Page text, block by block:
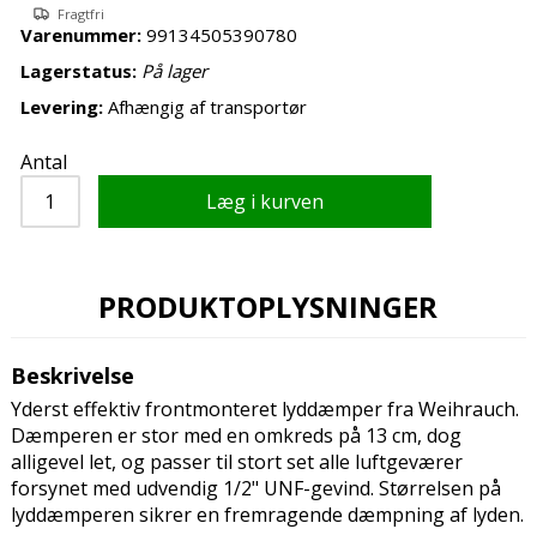
Fragtfri
Varenummer: 99134505390780
Lagerstatus: På lager
Levering:Afhængig af transportør
Antal
PRODUKTOPLYSNINGER
Beskrivelse
Yderst effektiv frontmonteret lyddæmper fra Weihrauch.
Dæmperen er stor med en omkreds på 13 cm, dog
alligevel let, og passer til stort set alle luftgeværer
forsynet med udvendig 1/2" UNF-gevind. Størrelsen på
lyddæmperen sikrer en fremragende dæmpning af lyden.